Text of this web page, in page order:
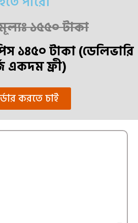
১৫৫০ টাকা
১৪৫০টাকা (ডেলিভারি
একদম ফ্রী)
করতে চাই